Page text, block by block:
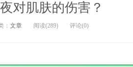
对肌肤的伤害？
： 文章 阅读(289) 评论(0)